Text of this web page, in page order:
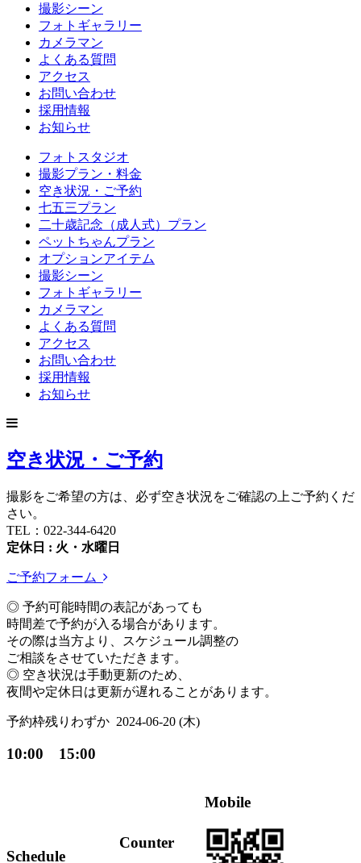
撮影シーン
フォトギャラリー
カメラマン
よくある質問
アクセス
お問い合わせ
採用情報
お知らせ
フォトスタジオ
撮影プラン・料金
空き状況・ご予約
七五三プラン
二十歳記念（成人式）プラン
ペットちゃんプラン
オプションアイテム
撮影シーン
フォトギャラリー
カメラマン
よくある質問
アクセス
お問い合わせ
採用情報
お知らせ
空き状況・ご予約
撮影をご希望の方は、必ず空き状況をご確認の上ご予約くだ
さい。
TEL：022-344-6420
定休日 : 火・水曜日
ご予約フォーム
◎ 予約可能時間の表記があっても
時間差で予約が入る場合があります。
その際は当方より、スケジュール調整の
ご相談をさせていただきます。
◎ 空き状況は手動更新のため、
夜間や定休日は更新が遅れることがあります。
予約枠残りわずか 2024-06-20 (木)
10:00 15:00
Schedule
Counter
Mobile